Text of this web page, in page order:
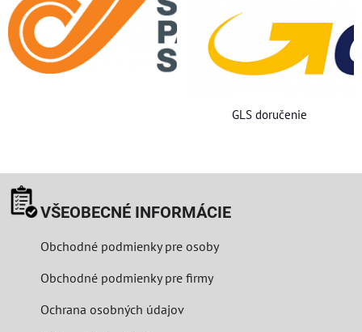
GLS doručenie
VŠEOBECNÉ INFORMÁCIE
Obchodné podmienky pre osoby
Obchodné podmienky pre firmy
Ochrana osobných údajov